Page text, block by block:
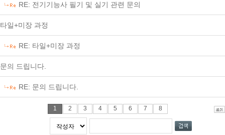
RE: 전기기능사 필기 및 실기 관련 문의
타일+미장 과정
RE: 타일+미장 과정
문의 드립니다.
RE: 문의 드립니다.
1 2 3 4 5 6 7 8